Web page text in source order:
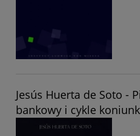
Jesús Huerta de Soto -
bankowy i cykle